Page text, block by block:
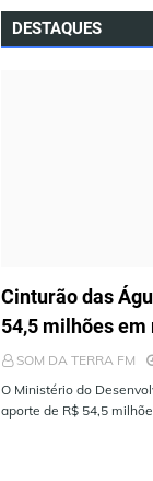
DESTAQUES
Cinturão das
54,5 milhões
SOM DA TERRA FM
O Ministério do
aporte de R$ 54,5